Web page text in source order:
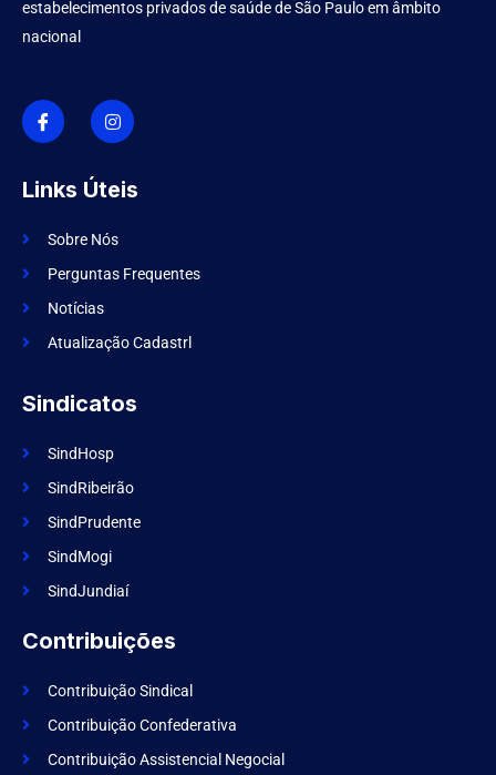
estabelecimentos privados de saúde de São Paulo em âmbito
nacional
I
c
o
n
f
a
e
o
k
I
n
s
t
g
r
m
Links Úteis
Sobre Nós
Perguntas Frequentes
Notícias
Atualização Cadastrl
Sindicatos
SindHosp
SindRibeirão
SindPrudente
SindMogi
SindJundiaí
Contribuições
Contribuição Sindical
Contribuição Confederativa
Contribuição Assistencial Negocial